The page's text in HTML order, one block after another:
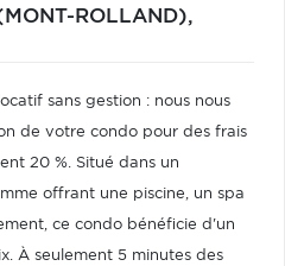
ROLLAND),
sans gestion : nous nous
de votre condo pour des frais
20 %. Situé dans un
offrant une piscine, un spa
ce condo bénéficie d'un
À seulement 5 minutes des